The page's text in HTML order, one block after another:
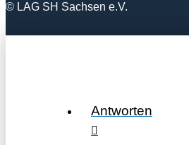
© LAG SH Sachsen e.V.
Antworten